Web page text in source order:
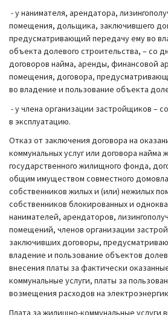
- у нанимателя, арендатора,
помещения, дольщика, заключившего
предусматривающий передачу ему во
объекта долевого строительства, – со
договоров найма, аренды, финансовой
помещения, договора,
во владение и пользование объекта
- у члена организации застройщиков –
в эксплуатацию.
Отказ от заключения договора на
коммунальных услуг или договора найма
государственного жилищного фонда,
общим имуществом совместного
собственников жилых и (или) нежилых
собственников блокированных и
нанимателей, арендаторов,
помещений, членов организации
заключивших договоры,
владение и пользование объектов
внесения платы за фактически
коммунальные услуги, платы за
возмещения расходов на
Плата за жилищно-коммунальные услуги